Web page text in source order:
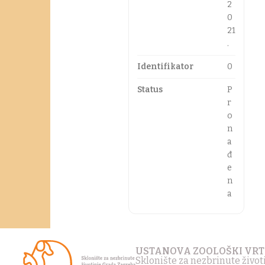
2
0
21
.
Identifikator 0
Status
P
r
o
n
a
đ
e
n
a
USTANOVA ZOOLOŠKI
Sklonište za nezbrinute